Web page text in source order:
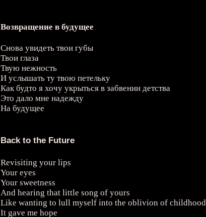
Возвращение в будущее
Снова увидеть твои губы
Твои глаза
Твую нежность
И услышать ту твою петельку
Как будто я хочу укрыться в забвении детства
Это дало мне надежду
На будущее
Back to the Future
Revisiting your lips
Your eyes
Your sweetness
And hearing that little song of yours
Like wanting to lull myself into the oblivion of childhood
It gave me hope